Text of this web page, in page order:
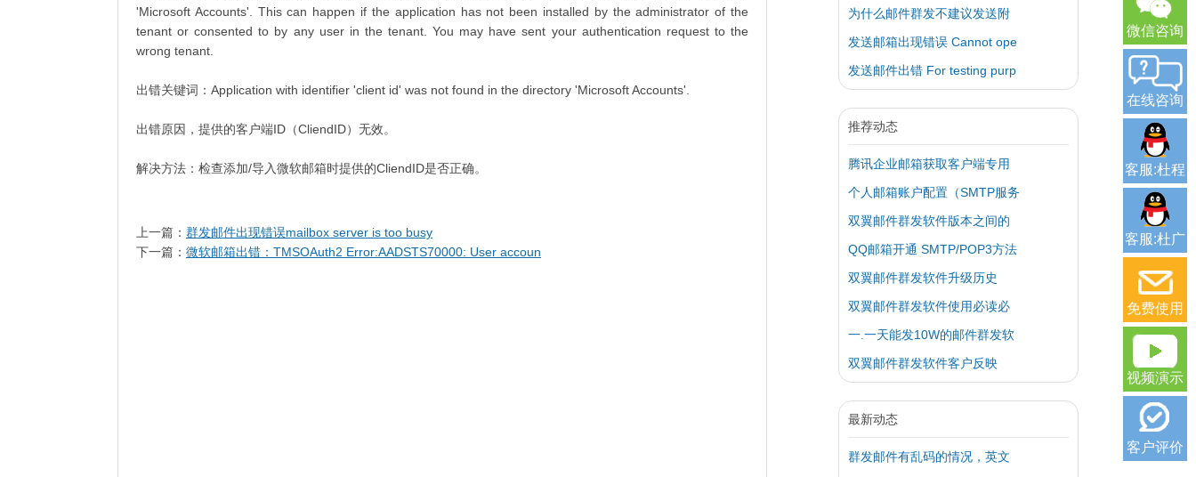
'Microsoft Accounts'. This can happen if the application has not been installed by the administrator of the
tenant or consented to by any user in the tenant. You may have sent your authentication request to the
wrong tenant.
出错关键词：Application with identifier 'client id' was not found in the directory 'Microsoft Accounts'.
出错原因，提供的客户端ID（CliendID）无效。
解决方法：检查添加/导入微软邮箱时提供的CliendID是否正确。
上一篇： 群发邮件出现错误mailbox server is too busy
下一篇： 微软邮箱出错：TMSOAuth2 Error:AADSTS70000: User accoun
为什么邮件群发不建议发送附
发送邮箱出现错误 Cannot ope
发送邮件出错 For testing purp
推荐动态
腾讯企业邮箱获取客户端专用
个人邮箱账户配置（SMTP服务
双翼邮件群发软件版本之间的
QQ邮箱开通 SMTP/POP3方法
双翼邮件群发软件升级历史
双翼邮件群发软件使用必读必
一.一天能发10W的邮件群发软
双翼邮件群发软件客户反映
最新动态
群发邮件有乱码的情况，英文
微信咨询
在线咨询
客服:杜程
客服:杜广
免费使用
视频演示
客户评价